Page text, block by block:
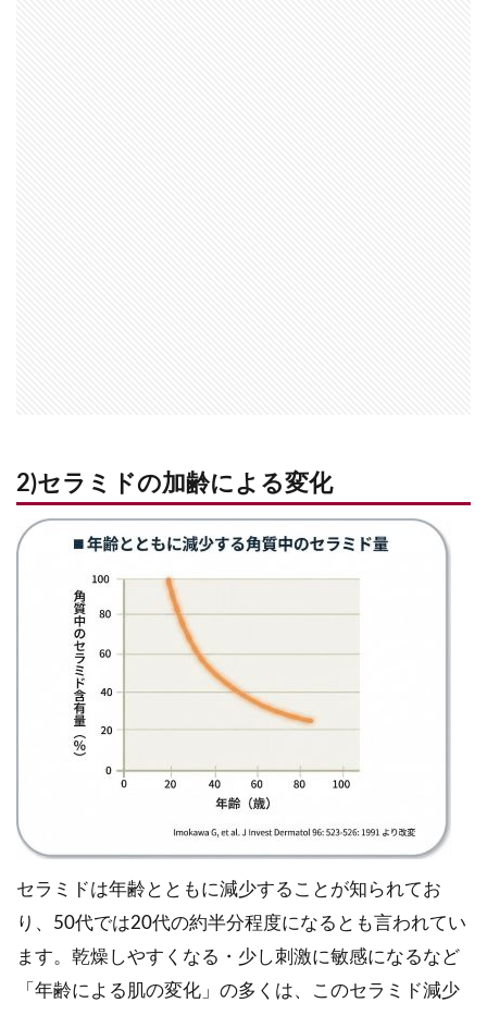
2)セラミドの加齢による変化
セラミドは年齢とともに減少することが知られてお
り、50代では20代の約半分程度になるとも言われてい
ます。乾燥しやすくなる・少し刺激に敏感になるなど
「年齢による肌の変化」の多くは、このセラミド減少